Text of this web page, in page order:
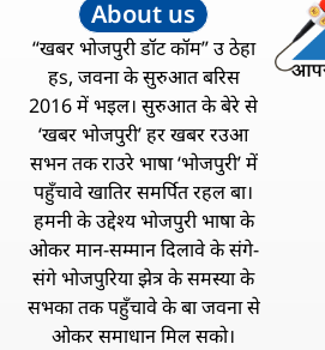
About us
“खबर भोजपुरी डॉट कॉम” उ ठेहा
हs, जवना के सुरुआत बरिस
2016 में भइल। सुरुआत के बेरे से
‘खबर भोजपुरी’ हर खबर रउआ
सभन तक राउरे भाषा ‘भोजपुरी’ में
पहुँचावे खातिर समर्पित रहल बा।
हमनी के उद्देश्य भोजपुरी भाषा के
ओकर मान-सम्मान दिलावे के संगे-
संगे भोजपुरिया झेत्र के समस्या के
सभका तक पहुँचावे के बा जवना से
ओकर समाधान मिल सको।